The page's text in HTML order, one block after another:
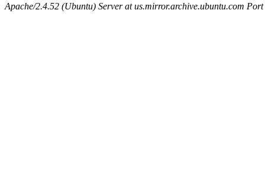
Apache/2.4.52 (Ubuntu) Server at us.mirror.archive.ubuntu.com Port